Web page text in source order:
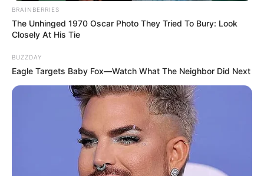
Hier gibt es eine Auswahl derbeliebtesten Museen in
Deutschland.
Die interessantesten, spannendsten und meistbesuchten
BRAINBERRIES
The Unhinged 1970 Oscar Photo They Tried To Bury: Look
Closely At His Tie
BUZZDAY
Eagle Targets Baby Fox—Watch What The Neighbor Did Next